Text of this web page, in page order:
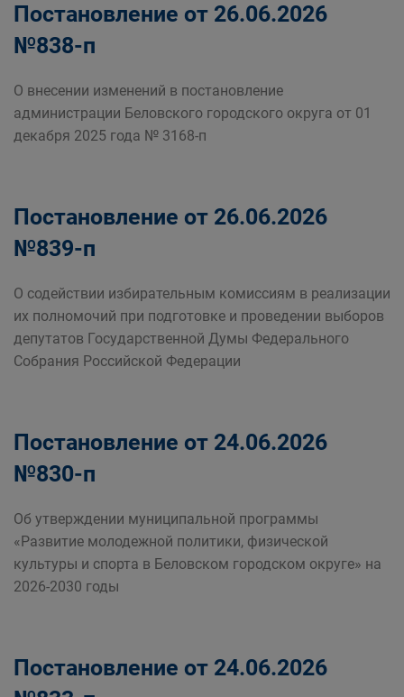
Постановление от 26.06.2026
№838-п
О внесении изменений в постановление
администрации Беловского городского округа от 01
декабря 2025 года № 3168-п
Постановление от 26.06.2026
№839-п
О содействии избирательным комиссиям в реализации
их полномочий при подготовке и проведении выборов
депутатов Государственной Думы Федерального
Собрания Российской Федерации
Постановление от 24.06.2026
№830-п
Об утверждении муниципальной программы
«Развитие молодежной политики, физической
культуры и спорта в Беловском городском округе» на
2026-2030 годы
Постановление от 24.06.2026